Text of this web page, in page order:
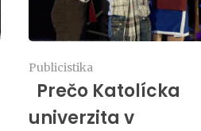
Publicistika
Prečo Katolícka
univerzita v